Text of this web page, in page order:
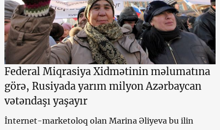
Federal Miqrasiya Xidmətinin məlumatına
görə, Rusiyada yarım milyon Azərbaycan
vətəndaşı yaşayır
İnternet-marketoloq olan Marina Əliyeva bu ilin